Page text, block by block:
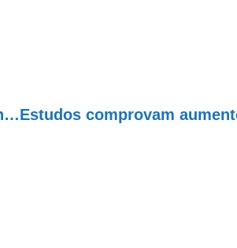
DomingueirAE – Como lidar com a prevenção em tempos de pandemia